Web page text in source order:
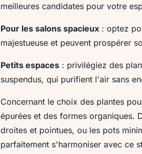
meilleures candidates pour votre
Pour les salons spacieux : optez
majestueuse et peuvent prospérer
Petits espaces : privilégiez des
suspendus, qui purifient l'air sans
Concernant le choix des plantes
épurées et des formes organiques.
droites et pointues, ou les pots
parfaitement s'harmoniser avec ce